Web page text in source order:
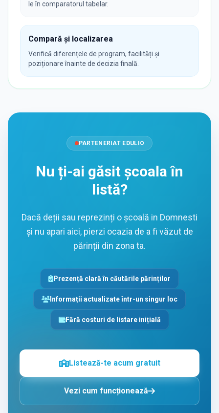
le în comparatorul tabelar.
Compară și localizarea
Verifică diferențele de program, facilități și
poziționare înainte de decizia finală.
PARTENERIAT EDULIO
Nu ți-ai găsit școala în
listă?
Dacă deții sau reprezinți o școală in Domnesti
și nu apari aici, pierzi ocazia de a fi văzut de
părinții din zona ta.
Prezență clară în căutările părinților
Informații actualizate într-un singur loc
Fără costuri de listare inițială
Listează-te acum gratuit
Vezi cum funcționează